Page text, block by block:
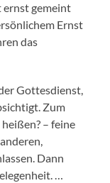
ernst gemeint
Ernst
das
Gottesdienst,
Zum
– feine
Dann
…